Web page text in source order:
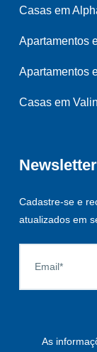
Casas em
Apartamentos
Apartamentos
Casas em
Newsletter
Cadastre-se e
atualizados em
As